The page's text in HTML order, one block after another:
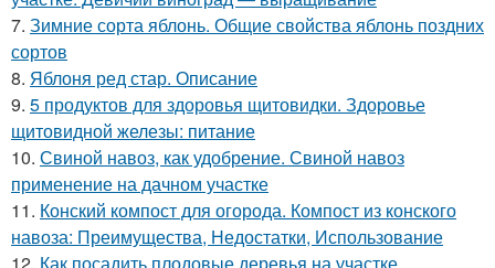
7. Зимние сорта яблонь. Общие свойства яблонь поздних
сортов
8. Яблоня ред стар. Описание
9. 5 продуктов для здоровья щитовидки. Здоровье
щитовидной железы: питание
10. Свиной навоз, как удобрение. Свиной навоз
применение на дачном участке
11. Конский компост для огорода. Компост из конского
навоза: Преимущества, Недостатки, Использование